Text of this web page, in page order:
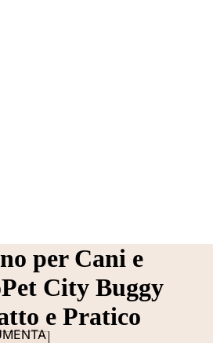
per Cani e
City Buggy
e Pratico